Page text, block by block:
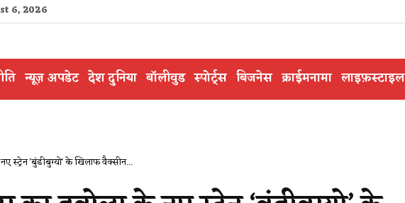
6, 2026
न्यूज़ अपडेट देश दुनिया बॉलीवुड स्पोर्ट्स बिजनेस क्राईमनामा लाइफ़स्टाइल
स्ट्रेन 'बुंडीबुग्यो' के खिलाफ वैक्सीन...